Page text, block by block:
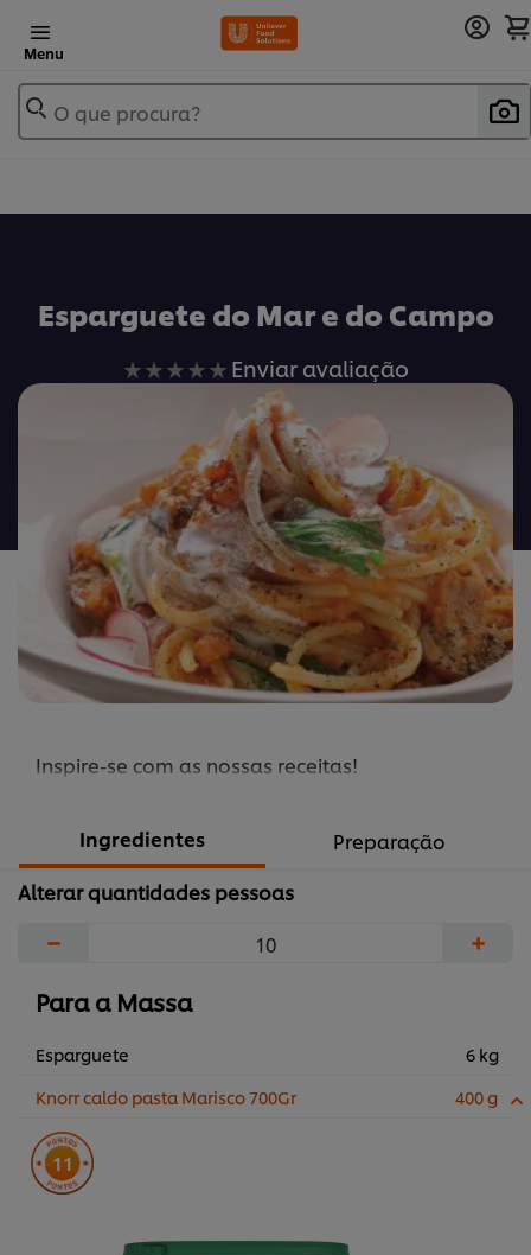
Menu
O que procura?
Esparguete do Mar e do Campo
Nenhuma
avaliação
enviada
para
este
recipe
Enviar avaliação
Inspire-se com as nossas receitas!
Ingredientes
Preparação
Alterar quantidades pessoas
− +
Para a Massa
Esparguete
6 kg
Knorr caldo pasta Marisco 700Gr
400 g
11